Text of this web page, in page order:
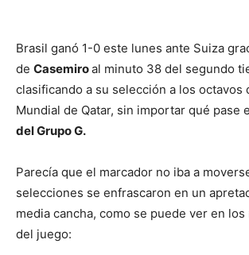
Brasil ganó 1-0 este lunes ante Suiza
de Casemiroal minuto 38 del segundo
clasificando a su selección a los octavos
Mundial de Qatar, sin importar qué pase
del Grupo G.
Parecía que el marcador no iba a
selecciones se enfrascaron en un
media cancha, como se puede ver en los
del juego: